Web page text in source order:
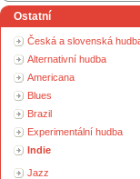
Ostatní
Česká a slovenská
Alternativní hudba
Americana
Blues
Brazil
Experimentální hudba
Indie
Jazz